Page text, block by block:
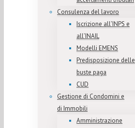
Consulenza del lavoro
Iscrizione all’INPS e
all’INAIL
Modelli EMENS
Predisposizione delle
buste paga
CUD
Gestione di Condomini e
di Immobili
Amministrazione